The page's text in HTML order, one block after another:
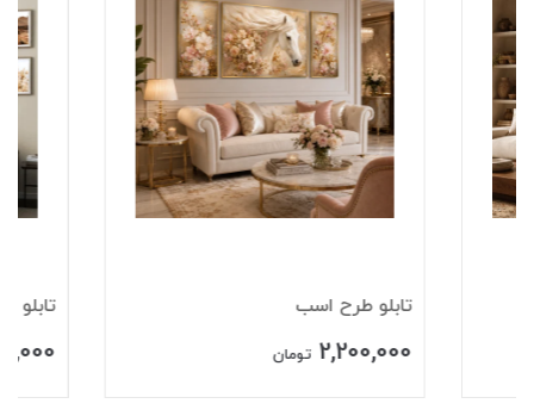
تابلو طرح اسب
2,200,000 تومان
تابلو طرح طبیعت
4,490,000 تومان